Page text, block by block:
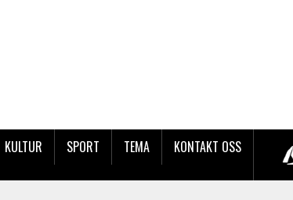
KULTUR SPORT TEMA KONTAKT OSS